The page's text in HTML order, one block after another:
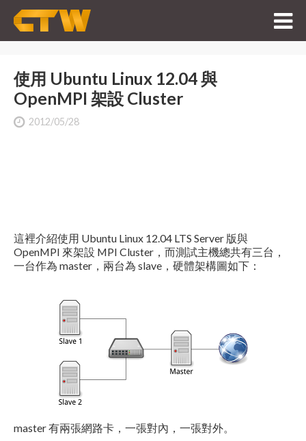
使用 Ubuntu Linux 12.04 與
OpenMPI 架設 Cluster
2012/05/28
這裡介紹使用 Ubuntu Linux 12.04 LTS Server 版與
OpenMPI 來架設 MPI Cluster，而測試主機總共有三台，
一台作為 master，兩台為 slave，硬體架構圖如下：
master 有兩張網路卡，一張對內，一張對外。